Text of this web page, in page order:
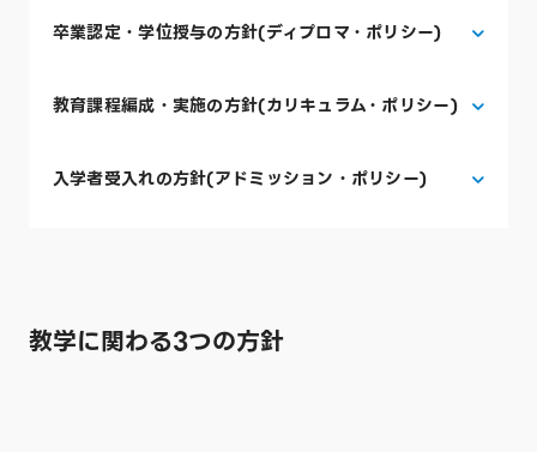
卒業認定・学位授与の方針(ディプロマ・ポリシー)
教育課程編成・実施の方針(カリキュラム・ポリシー)
入学者受入れの方針(アドミッション・ポリシー)
教学に関わる3つの方針